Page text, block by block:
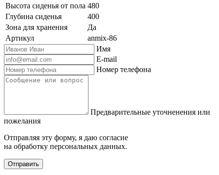
Высота сиденья от пола 480
Глубина сиденья
400
Зона для хранения
Да
Артикул
anmix-86
Имя
E-mail
Номер телефона
Предварительные уточненения или
пожелания
Отправляя эту форму, я даю согласие
на обработку персональных данных.
Отправить